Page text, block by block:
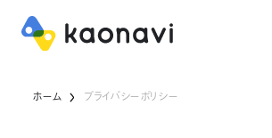
ホーム プライバシーポリシー